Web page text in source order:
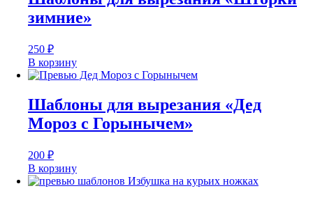
зимние»
250 ₽
В корзину
Шаблоны для вырезания «Дед
Мороз с Горынычем»
200 ₽
В корзину